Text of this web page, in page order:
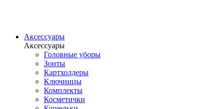
Аксессуары
Аксессуары
Головные уборы
Зонты
Картхолдеры
Ключницы
Комплекты
Косметички